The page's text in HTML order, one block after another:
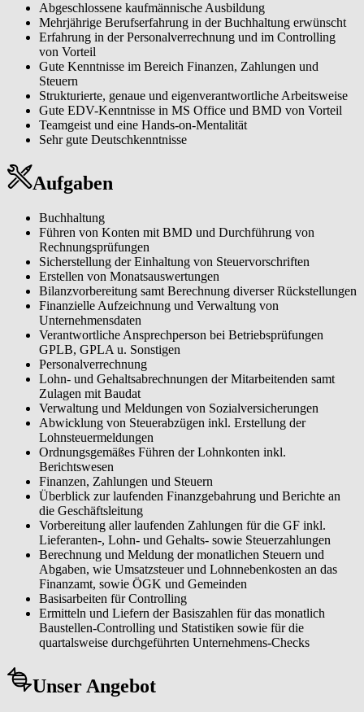
Buchhalter/in mit Personalverrechnungskenntnissen
Nordburgenland | Vollzeit oder ev. Teilzeit ab 32 h/Woche
ab 50.400 € JB - Überzahlung möglich
Abgeschlossene kaufmännische Ausbildung
Mehrjährige Berufserfahrung in der Buchhaltung erwünscht
Erfahrung in der Personalverrechnung und im Controlling
von Vorteil
Gute Kenntnisse im Bereich Finanzen, Zahlungen und
Steuern
Strukturierte, genaue und eigenverantwortliche Arbeitsweise
Gute EDV-Kenntnisse in MS Office und BMD von Vorteil
Teamgeist und eine Hands-on-Mentalität
Sehr gute Deutschkenntnisse
Aufgaben
Buchhaltung
Führen von Konten mit BMD und Durchführung von
Rechnungsprüfungen
Sicherstellung der Einhaltung von Steuervorschriften
Erstellen von Monatsauswertungen
Bilanzvorbereitung samt Berechnung diverser Rückstellungen
Finanzielle Aufzeichnung und Verwaltung von
Unternehmensdaten
Verantwortliche Ansprechperson bei Betriebsprüfungen
GPLB, GPLA u. Sonstigen
Personalverrechnung
Lohn- und Gehaltsabrechnungen der Mitarbeitenden samt
Zulagen mit Baudat
Verwaltung und Meldungen von Sozialversicherungen
Abwicklung von Steuerabzügen inkl. Erstellung der
Lohnsteuermeldungen
Ordnungsgemäßes Führen der Lohnkonten inkl.
Berichtswesen
Finanzen, Zahlungen und Steuern
Überblick zur laufenden Finanzgebahrung und Berichte an
die Geschäftsleitung
Vorbereitung aller laufenden Zahlungen für die GF inkl.
Lieferanten-, Lohn- und Gehalts- sowie Steuerzahlungen
Berechnung und Meldung der monatlichen Steuern und
Abgaben, wie Umsatzsteuer und Lohnnebenkosten an das
Finanzamt, sowie ÖGK und Gemeinden
Basisarbeiten für Controlling
Ermitteln und Liefern der Basiszahlen für das monatlich
Baustellen-Controlling und Statistiken sowie für die
quartalsweise durchgeführten Unternehmens-Checks
Unser Angebot